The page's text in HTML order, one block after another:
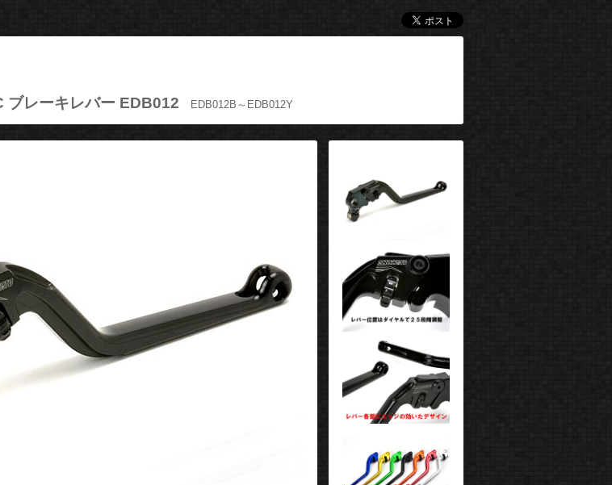
ブレーキレバー EDB012 EDB012B～EDB012Y